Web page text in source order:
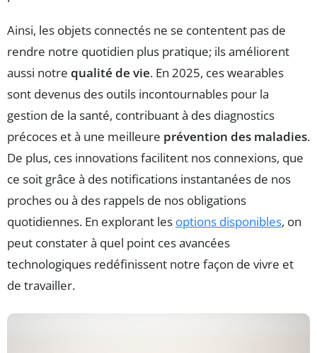
Ainsi, les objets connectés ne se contentent pas de
rendre notre quotidien plus pratique; ils améliorent
aussi notre qualité de vie. En 2025, ces wearables
sont devenus des outils incontournables pour la
gestion de la santé, contribuant à des diagnostics
précoces et à une meilleure prévention des maladies.
De plus, ces innovations facilitent nos connexions, que
ce soit grâce à des notifications instantanées de nos
proches ou à des rappels de nos obligations
quotidiennes. En explorant les options disponibles, on
peut constater à quel point ces avancées
technologiques redéfinissent notre façon de vivre et
de travailler.